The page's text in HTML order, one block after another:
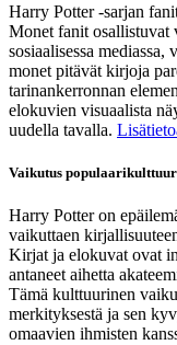
Harry Potter -sarjan
Monet fanit osallistuvat
sosiaalisessa
monet pitävät kirjoja
tarinankerronnan
elokuvien visuaalista
uudella tavalla.
Vaikutus
Harry Potter on
vaikuttaen
Kirjat ja elokuvat ovat
antaneet aihetta
Tämä kulttuurinen
merkityksestä ja sen
omaavien ihmisten